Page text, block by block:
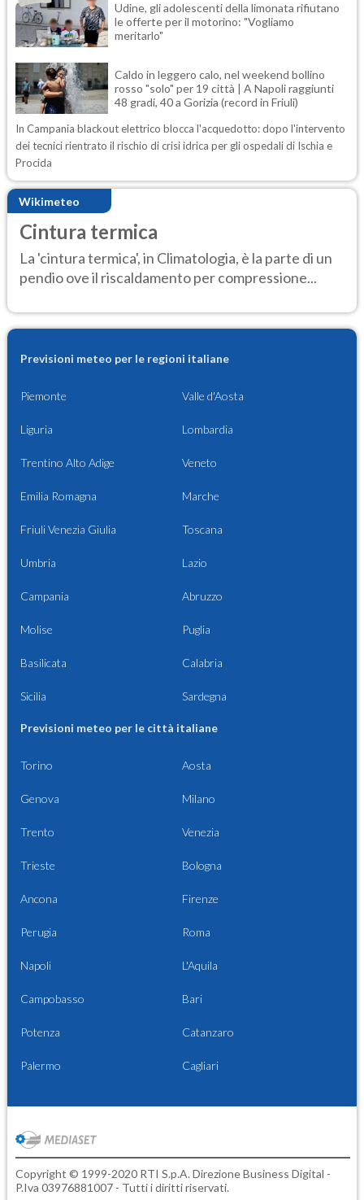
Udine, gli adolescenti della limonata rifiutano
le offerte per il motorino: "Vogliamo
meritarlo"
Caldo in leggero calo, nel weekend bollino
rosso "solo" per 19 città | A Napoli raggiunti
48 gradi, 40 a Gorizia (record in Friuli)
In Campania blackout elettrico blocca l'acquedotto: dopo l'intervento
dei tecnici rientrato il rischio di crisi idrica per gli ospedali di Ischia e
Procida
Wikimeteo
Cintura termica
La 'cintura termica', in Climatologia, è la parte di un
pendio ove il riscaldamento per compressione...
Previsioni meteo per le regioni italiane
Piemonte Valle d'Aosta
Liguria Lombardia
Trentino Alto Adige Veneto
Emilia Romagna Marche
Friuli Venezia Giulia Toscana
Umbria Lazio
Campania Abruzzo
Molise Puglia
Basilicata Calabria
Sicilia Sardegna
Previsioni meteo per le città italiane
Torino Aosta
Genova Milano
Trento Venezia
Trieste Bologna
Ancona Firenze
Perugia Roma
Napoli L'Aquila
Campobasso Bari
Potenza Catanzaro
Palermo Cagliari
Copyright © 1999-2020 RTI S.p.A. Direzione Business Digital -
P.Iva 03976881007 - Tutti i diritti riservati.